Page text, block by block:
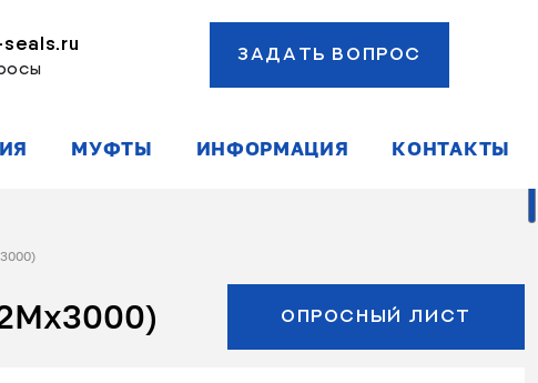
ЗАДАТЬ ВОПРОС
МУФТЫ ИНФОРМАЦИЯ КОНТАКТЫ
ОПРОСНЫЙ ЛИСТ